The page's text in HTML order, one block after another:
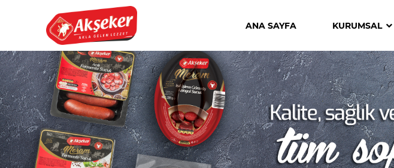
ANA SAYFA KURUMSAL